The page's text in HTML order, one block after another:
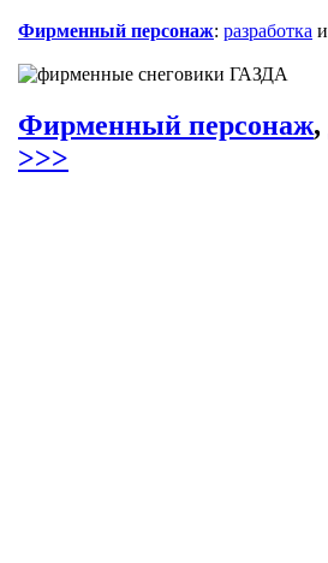
Фирменный персонаж: разработка и
Фирменный персонаж,
>>>